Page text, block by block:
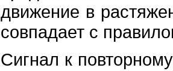
движение в
совпадает с
Сигнал к